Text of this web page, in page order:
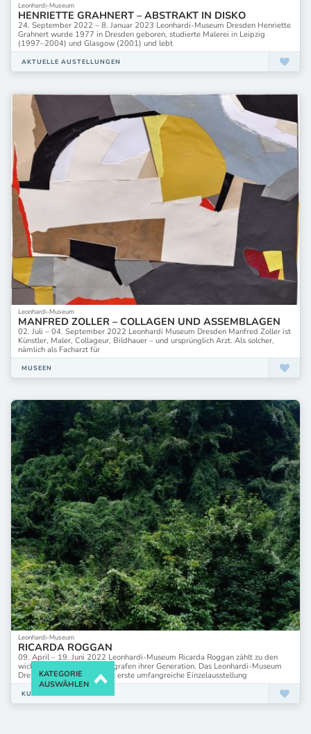
Leonhardi-Museum
HENRIETTE GRAHNERT – ABSTRAKT IN DISKO
24. September 2022 – 8. Januar 2023 Leonhardi-Museum Dresden Henriette
Grahnert wurde 1977 in Dresden geboren, studierte Malerei in Leipzig
(1997–2004) und Glasgow (2001) und lebt
AKTUELLE AUSTELLUNGEN
Leonhardi-Museum
MANFRED ZOLLER – COLLAGEN UND ASSEMBLAGEN
02. Juli – 04. September 2022 Leonhardi Museum Dresden Manfred Zoller ist
Künstler, Maler, Collageur, Bildhauer – und ursprünglich Arzt. Als solcher,
nämlich als Facharzt für
MUSEEN
Leonhardi-Museum
RICARDA ROGGAN
09. April – 19. Juni 2022 Leonhardi-Museum Ricarda Roggan zählt zu den
wichtigsten deutschen Fotografen ihrer Generation. Das Leonhardi-Museum
Dresden präsentiert nun die erste umfangreiche Einzelausstellung
KUNSTRÄUME
KATEGORIE
AUSWÄHLEN